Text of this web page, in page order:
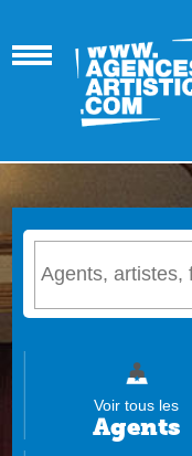
Voir tous les
Agents